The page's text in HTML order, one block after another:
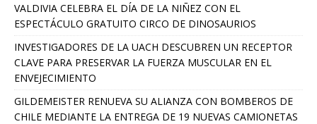
VALDIVIA CELEBRA EL DÍA DE LA NIÑEZ CON EL
ESPECTÁCULO GRATUITO CIRCO DE DINOSAURIOS
INVESTIGADORES DE LA UACH DESCUBREN UN RECEPTOR
CLAVE PARA PRESERVAR LA FUERZA MUSCULAR EN EL
ENVEJECIMIENTO
GILDEMEISTER RENUEVA SU ALIANZA CON BOMBEROS DE
CHILE MEDIANTE LA ENTREGA DE 19 NUEVAS CAMIONETAS